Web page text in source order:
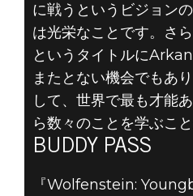
に戦うというビジョン
は光栄なことです。さ
というタイトルに
またとない機会でもあ
して、世界で最も才能
ら数々のことを学ぶこ
BUDDY PASS
『Wolfenstein: